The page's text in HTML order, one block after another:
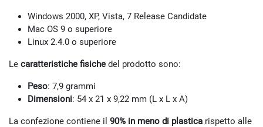
Windows 2000, XP, Vista, 7 Release Candidate
Mac OS 9 o superiore
Linux 2.4.0 o superiore
Le caratteristiche fisiche del prodotto sono:
Peso: 7,9 grammi
Dimensioni: 54 x 21 x 9,22 mm (L x L x A)
La confezione contiene il 90% in meno di plastica rispetto alle